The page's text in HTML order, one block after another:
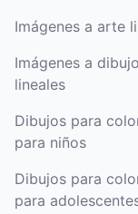
Imágenes a arte
Imágenes a
lineales
Dibujos para
para niños
Dibujos para
para